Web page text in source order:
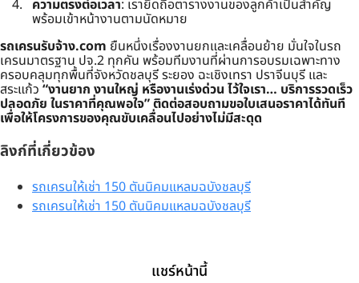
ความตรงต่อเวลา: เรายึดถือตารางงานของลูกค้าเป็นสำคัญ
พร้อมเข้าหน้างานตามนัดหมาย
รถเครนรับจ้าง.com ยืนหนึ่งเรื่องงานยกและเคลื่อนย้าย มั่นใจในรถ
เครนมาตรฐาน ปจ.2 ทุกคัน พร้อมทีมงานที่ผ่านการอบรมเฉพาะทาง
ครอบคลุมทุกพื้นที่จังหวัดชลบุรี ระยอง ฉะเชิงเทรา ปราจีนบุรี และ
สระแก้ว “งานยาก งานใหญ่ หรืองานเร่งด่วน ไว้ใจเรา… บริการรวดเร็ว
ปลอดภัย ในราคาที่คุณพอใจ”ติดต่อสอบถามขอใบเสนอราคาได้ทันที
เพื่อให้โครงการของคุณขับเคลื่อนไปอย่างไม่มีสะดุด
ลิงก์ที่เกี่ยวข้อง
รถเครนให้เช่า 150 ตันนิคมแหลมฉบังชลบุรี
รถเครนให้เช่า 150 ตันนิคมแหลมฉบังชลบุรี
แชร์หน้านี้